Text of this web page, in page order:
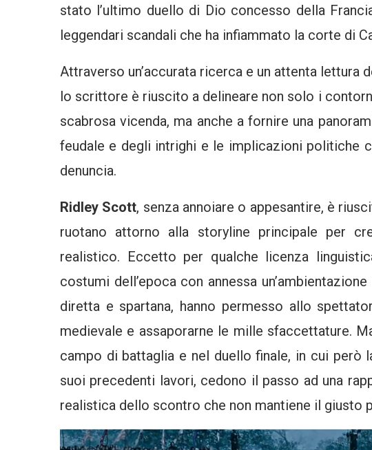
stato l’ultimo duello di Dio concesso della
leggendari scandali che ha infiammato la corte di
Attraverso un’accurata ricerca e un attenta
lo scrittore è riuscito a delineare non solo i
scabrosa vicenda, ma anche a fornire una
feudale e degli intrighi e le implicazioni politiche
denuncia.
Ridley Scott, senza annoiare o appesantire, è
ruotano attorno alla storyline principale per
realistico. Eccetto per qualche licenza
costumi dell’epoca con annessa
diretta e spartana, hanno permesso allo
medievale e assaporarne le mille sfaccettature.
campo di battaglia e nel duello finale, in cui però
suoi precedenti lavori, cedono il passo ad una
realistica dello scontro che non mantiene il giusto